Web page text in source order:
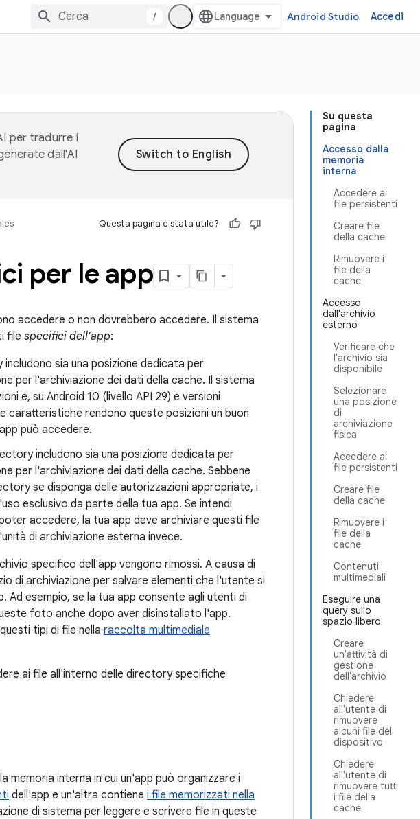
/ Android Studio Accedi
Su questa
pagina
Accesso dalla
memoria
interna
Accedere ai
file persistenti
Creare file
della cache
Rimuovere i
file della
cache
Accesso
dall'archivio
esterno
Verificare che
l'archivio sia
disponibile
Selezionare
una posizione
di
archiviazione
fisica
Accedere ai
file persistenti
Creare file
della cache
Rimuovere i
file della
cache
Contenuti
multimediali
Eseguire una
query sullo
spazio libero
Creare
un'attività di
gestione
dell'archivio
Chiedere
all'utente di
rimuovere
alcuni file del
dispositivo
Chiedere
all'utente di
rimuovere tutti
i file della
cache
per tradurre i
dall'AI
Questa pagina è stata utile?
per le app
accedere o non dovrebbero accedere. Il sistema
file specifici dell'app:
sia una posizione dedicata per
per l'archiviazione dei dati della cache. Il sistema
e, su Android 10 (livello API 29) e versioni
rendono queste posizioni un buon
può accedere.
includono sia una posizione dedicata per
per l'archiviazione dei dati della cache. Sebbene
se disponga delle autorizzazioni appropriate, i
esclusivo da parte della tua app. Se intendi
accedere, la tua app deve archiviare questi file
di archiviazione esterna invece.
specifico dell'app vengono rimossi. A causa di
di archiviazione per salvare elementi che l'utente si
Ad esempio, se la tua app consente agli utenti di
foto anche dopo aver disinstallato l'app.
tipi di file nella raccolta multimediale
ai file all'interno delle directory specifiche
memoria interna in cui un'app può organizzare i
dell'app e un'altra contiene i file memorizzati nella
di sistema per leggere e scrivere file in queste